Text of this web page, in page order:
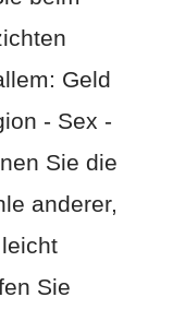
Geld
- Sex -
Sie die
anderer,
Sie